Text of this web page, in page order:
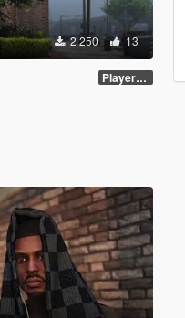
2 250 13
PlayerVoice files